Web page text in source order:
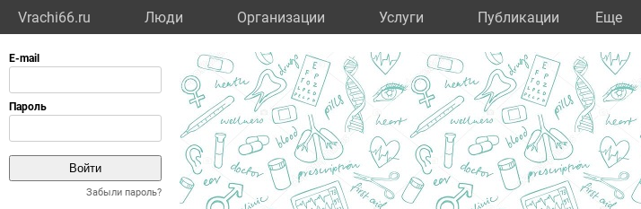
Vrachi66.ru Люди Организации Услуги Публикации Eще
Забыли пароль?